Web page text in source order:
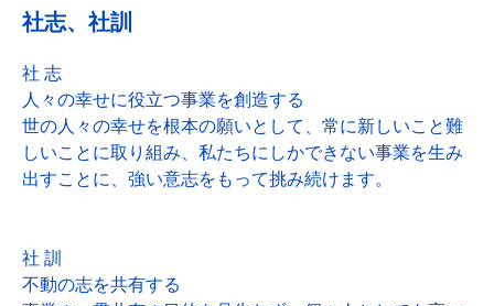
社志、社訓
社 志
人々の幸せに役立つ事業を創造する
世の人々の幸せを根本の願いとして、常に新しいこと難
しいことに取り組み、私たちにしかできない事業を生み
出すことに、強い意志をもって挑み続けます。
社 訓
不動の志を共有する